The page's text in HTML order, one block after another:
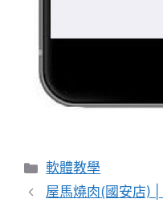
分
類
軟體教學
屋馬燒肉(國安店)